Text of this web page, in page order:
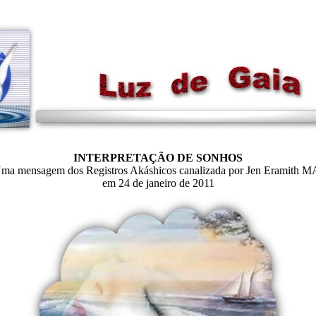
INTERPRETAÇÃO DE SONHOS
mensagem dos Registros Akáshicos canalizada por Jen Eramith
em 24 de janeiro de 2011